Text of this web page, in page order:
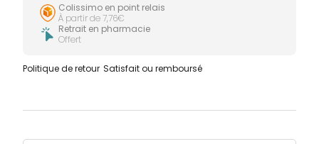
Colissimo en point relais
À partir de 7,76€
Retrait en pharmacie
Offert
Politique de retour Satisfait ou remboursé